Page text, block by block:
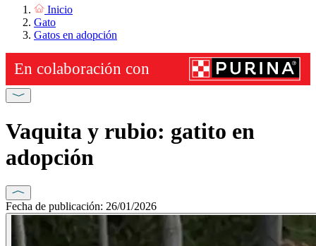
Inicio
Gato
Gatos en adopción
Vaquita y rubio: gatito en
adopción
Fecha de publicación: 26/01/2026